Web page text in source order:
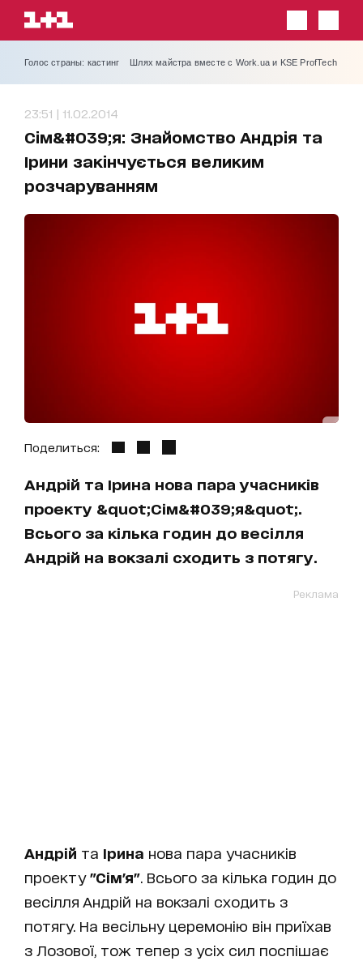
Голос страны: кастинг Шлях майстра вместе с Work.ua и KSE ProfTech
23:51 | 11.02.2014
Сім&#039;я: Знайомство Андрія та
Ірини закінчується великим
розчаруванням
Поделиться:
Андрій та Ірина нова пара учасників
проекту &quot;Сім&#039;я&quot;.
Всього за кілька годин до весілля
Андрій на вокзалі сходить з потягу.
Реклама
Андрій та Ірина нова пара учасників
проекту "Сім'я" . Всього за кілька годин до
весілля Андрій на вокзалі сходить з
потягу. На весільну церемонію він приїхав
з Лозової, тож тепер з усіх сил поспішає